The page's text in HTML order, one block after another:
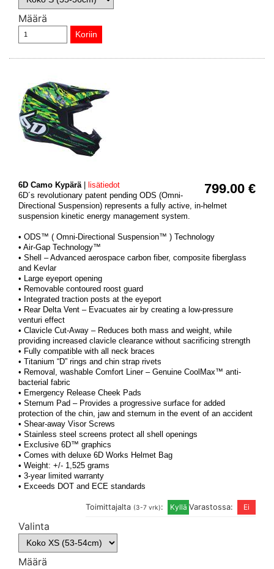
Määrä
799.00 €
6D Camo Kypärä
lisätiedot
6D´s revolutionary patent pending ODS (Omni-
Directional Suspension) represents a fully active, in-helmet
suspension kinetic energy management system.
• ODS™ ( Omni-Directional Suspension™ ) Technology
• Air-Gap Technology™
• Shell – Advanced aerospace carbon fiber, composite fiberglass
and Kevlar
• Large eyeport opening
• Removable contoured roost guard
• Integrated traction posts at the eyeport
• Rear Delta Vent – Evacuates air by creating a low-pressure
venturi effect
• Clavicle Cut-Away – Reduces both mass and weight, while
providing increased clavicle clearance without sacrificing strength
• Fully compatible with all neck braces
• Titanium “D” rings and chin strap rivets
• Removal, washable Comfort Liner – Genuine CoolMax™ anti-
bacterial fabric
• Emergency Release Cheek Pads
• Sternum Pad – Provides a progressive surface for added
protection of the chin, jaw and sternum in the event of an accident
• Shear-away Visor Screws
• Stainless steel screens protect all shell openings
• Exclusive 6D™ graphics
• Comes with deluxe 6D Works Helmet Bag
• Weight: +/- 1,525 grams
• 3-year limited warranty
• Exceeds DOT and ECE standards
Varastossa:
Toimittajalta (3-7 vrk):
Valinta
Määrä